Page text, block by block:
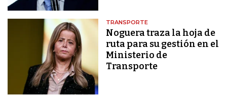
TRANSPORTE
Noguera traza la hoja de
ruta para su gestión en el
Ministerio de
Transporte